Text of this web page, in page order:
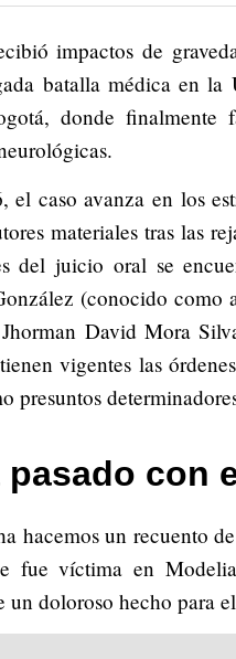
impactos de
batalla médica en la
donde finalmente
caso avanza en los
materiales tras las
del juicio oral se
(conocido
David Mora
vigentes las
presuntos
pasado con
hacemos un recuento
fue víctima en
un doloroso hecho para